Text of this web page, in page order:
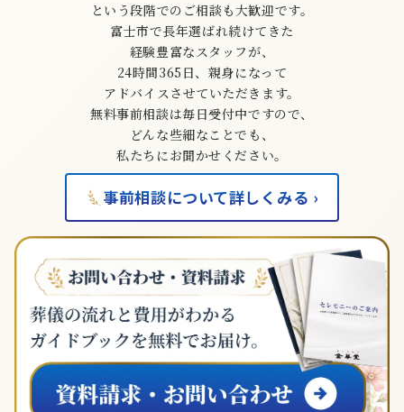
という段階でのご相談も大歓迎です。
富士市で長年選ばれ続けてきた
経験豊富なスタッフが、
24時間365日、親身になって
アドバイスさせていただきます。
無料事前相談は毎日受付中ですので、
どんな些細なことでも、
私たちにお聞かせください。
事前相談について詳しくみる